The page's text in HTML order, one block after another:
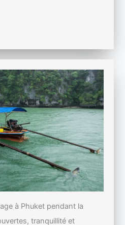
à Phuket pendant la
tranquillité et